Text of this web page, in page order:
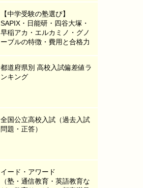
【中学受験の塾選び】
SAPIX・日能研・四谷大塚・
早稲アカ・エルカミノ・グノ
ーブルの特徴・費用と合格力
都道府県別 高校入試偏差値ラ
ンキング
全国公立高校入試（過去入試
問題・正答）
イード・アワード
（塾・通信教育・英語教育な